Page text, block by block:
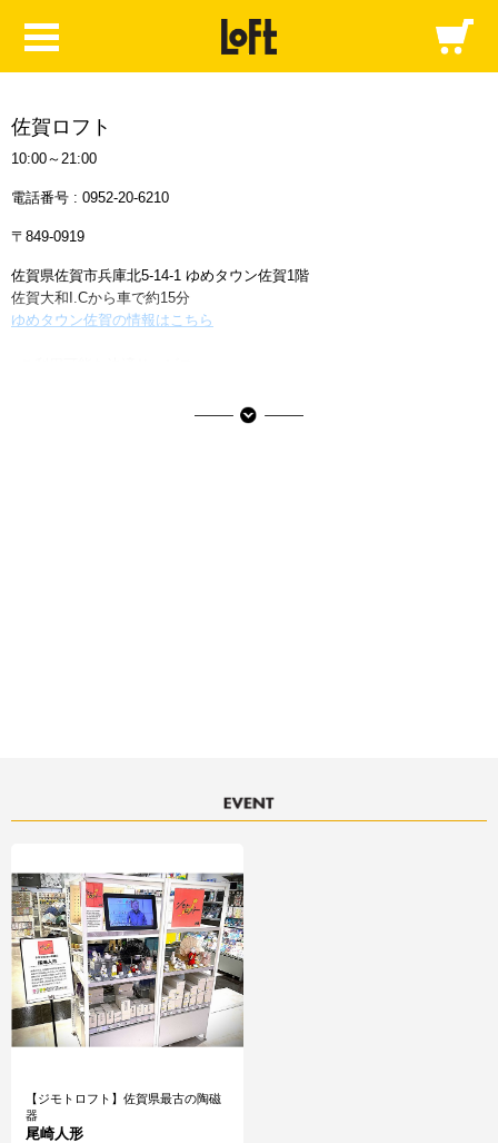
佐賀ロフト
10:00～21:00
電話番号 : 0952-20-6210
〒849-0919
佐賀県佐賀市兵庫北5-14-1 ゆめタウン佐賀1階
佐賀大和I.Cから車で約15分
ゆめタウン佐賀の情報はこちら
【ジモトロフト】佐賀県最古の陶磁
器
尾崎人形